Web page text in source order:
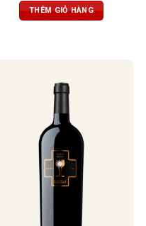
sâu cuốn hút. Vị rượu đậm đà, dày
dặn với trái cây đen, vị đất, thịt đậm
THÊM GIỎ HÀNG